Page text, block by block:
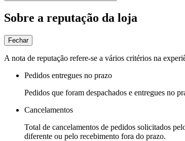
Sobre a reputação da loja
Fechar
A nota de reputação refere-se a vários critérios na
Pedidos entregues no prazo
Pedidos que foram despachados e entregues no
Cancelamentos
Total de cancelamentos de pedidos solicitados
diferente ou pelo recebimento fora do prazo.